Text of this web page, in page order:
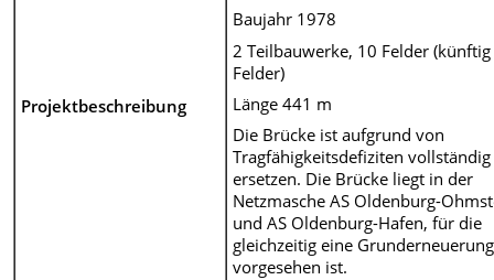
Projektbeschreibung
Baujahr 1978
2 Teilbauwerke, 10 Felder
Felder)
Länge 441 m
Die Brücke ist aufgrund von
Tragfähigkeitsdefiziten
ersetzen. Die Brücke liegt in der
Netzmasche AS Oldenburg-
und AS Oldenburg-Hafen, für die
gleichzeitig eine Grunderneuerung
vorgesehen ist.